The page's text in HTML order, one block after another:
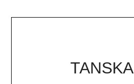
TANSKA